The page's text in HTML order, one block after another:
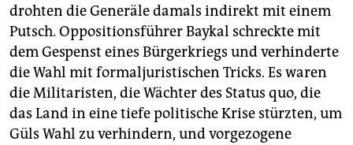
drohten die Generäle damals indirekt mit einem
Putsch. Oppositionsführer Baykal schreckte mit
dem Gespenst eines Bürgerkriegs und verhinderte
die Wahl mit formaljuristischen Tricks. Es waren
die Militaristen, die Wächter des Status quo, die
das Land in eine tiefe politische Krise stürzten, um
Güls Wahl zu verhindern, und vorgezogene